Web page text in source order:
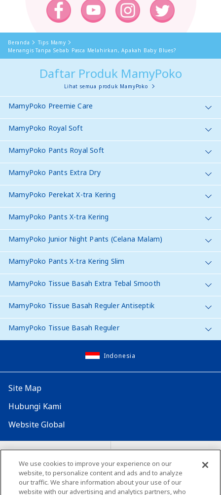
Beranda
Tips Mamy
Menangis Tanpa Sebab Pasca Melahirkan, Apakah Baby Blues?
Daftar Produk MamyPoko
Lihat semua produk MamyPoko
MamyPoko Preemie Care
MamyPoko Royal Soft
MamyPoko Pants Royal Soft
MamyPoko Pants Extra Dry
MamyPoko Perekat X-tra Kering
MamyPoko Pants X-tra Kering
MamyPoko Junior Night Pants (Celana Malam)
MamyPoko Pants X-tra Kering Slim
MamyPoko Tissue Basah Extra Tebal Smooth
MamyPoko Tissue Basah Reguler Antiseptik
MamyPoko Tissue Basah Reguler
Indonesia
Site Map
Hubungi Kami
Website Global
Map Situs Lokasi seluruh dunia
Tentang penggunaan situs ini Lingkungan yang dianjurkan
We use cookies to improve your experience on our
website, to personalize content and ads and to analyze
our traffic. We share information about your use of our
website with our advertising and analytics partners, who